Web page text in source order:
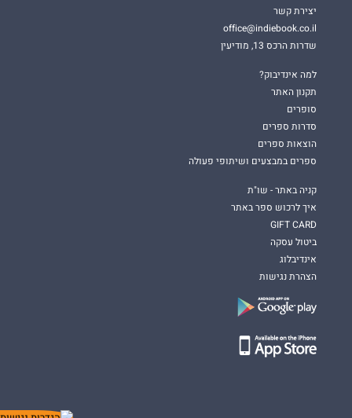
יצירת קשר
office@indiebook.co.il
שדרות הרכס 13, מודיעין
למה אינדיבוק?
תקנון האתר
סופרים
סדרות ספרים
הוצאות ספרים
ספרים במבצעים ושיתופי פעולה
קניה באתר - שו"ת
איך לרכוש ספר באתר
GIFT CARD
ביטול עסקה
אינדיבלוג
הצהרת נגישות